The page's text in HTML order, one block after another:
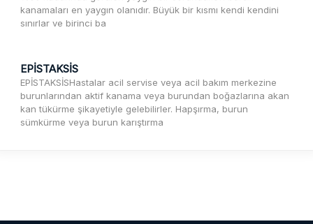
kanamaları en yaygın olanıdır. Büyük bir kısmı kendi kendini
sınırlar ve birinci ba
EPİSTAKSİS
EPİSTAKSİSHastalar acil servise veya acil bakım merkezine
burunlarından aktif kanama veya burundan boğazlarına akan
kan tükürme şikayetiyle gelebilirler. Hapşırma, burun
sümkürme veya burun karıştırma